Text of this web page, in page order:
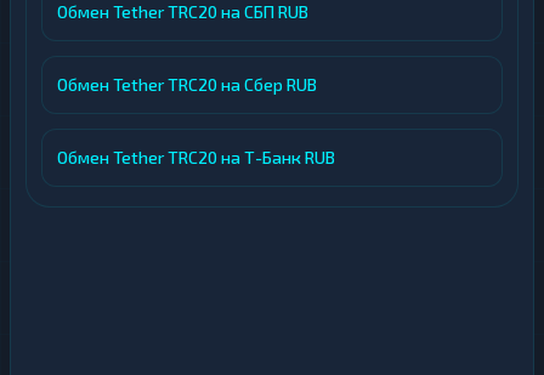
Обмен Tether TRC20 на СБП RUB
Обмен Tether TRC20 на Сбер RUB
Обмен Tether TRC20 на Т-Банк RUB